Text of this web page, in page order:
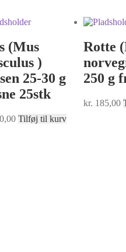
(Mus
)
25-30 g
25stk
Tilføj til kurv
Rotte
250 g
kr. 185,00